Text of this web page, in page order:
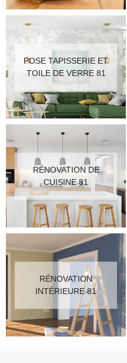
POSE TAPISSERIE ET
TOILE DE VERRE 81
RÉNOVATION DE
CUISINE 81
RÉNOVATION
INTÉRIEURE 81